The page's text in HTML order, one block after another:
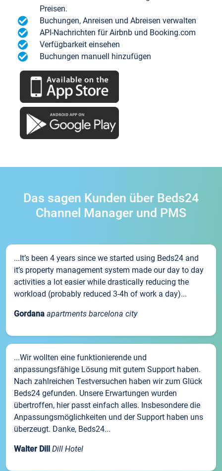
Preisen.
Buchungen, Anreisen und Abreisen verwalten
API-Nachrichten für Airbnb und Booking.com
Verfügbarkeit einsehen
Buchungen manuell hinzufügen
Das sagen Kunden über Beds24
Channel Manager und PMS
...It’s been 4 years since we started using Beds24 and
it’s property management system made our day to day
activities a lot easier while drastically reducing the
workload (probably reduced 3-4h of work a day)...
Gordana apartments barcelona city
...Wir wollten eine funktionierende und
anpassungsfähige Lösung mit gutem Support haben.
Nach zahlreichen Testversuchen haben wir zum Glück
Beds24 gefunden. Unsere Erwartungen wurden
übertroffen, hier passt einfach alles. Insbesondere die
Anpassungsmöglichkeiten und der Support haben uns
überzeugt. Danke, Beds24...
Walter Dill Dill Hotel